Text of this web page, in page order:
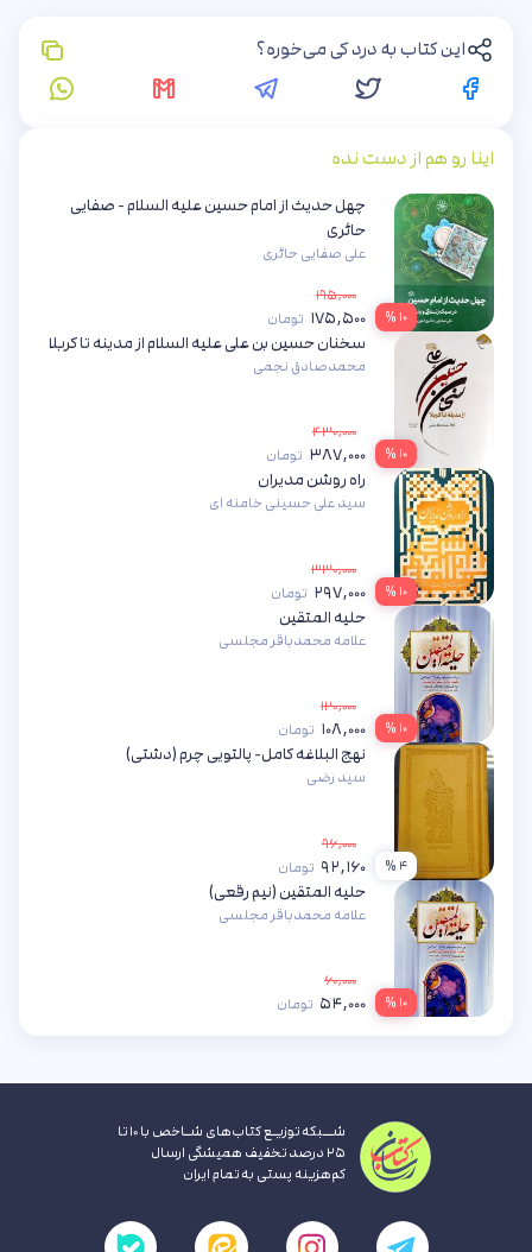
این کتاب به درد کی می‌خوره؟
اینا رو هم از دست نده
۱۰ %
چهل حدیث از امام حسین علیه السلام - صفایی
حائری
علی صفایی حائری
۱۹۵,۰۰۰
۱۷۵,۵۰۰ تومان
۱۰ %
سخنان حسین بن علی علیه السلام از مدینه تا کربلا
محمدصادق نجمی
۴۳۰,۰۰۰
۳۸۷,۰۰۰ تومان
۱۰ %
راه روشن مدیران
سید علی حسینی خامنه ای
۳۳۰,۰۰۰
۲۹۷,۰۰۰ تومان
۱۰ %
حلیه المتقین
علامه محمدباقر مجلسی
۱۲۰,۰۰۰
۱۰۸,۰۰۰ تومان
۴ %
نهج البلاغه کامل- پالتویی چرم (دشتی)
سید رضی
۹۶,۰۰۰
۹۲,۱۶۰ تومان
۱۰ %
حلیه المتقین (نیم رقعی)
علامه محمدباقر مجلسی
۶۰,۰۰۰
۵۴,۰۰۰ تومان
شــبکه توزیـع کتاب‌های شـاخص با ۱۰ تا
۲۵ درصد تخفیف همیشگی ارسال
کم‌هزینه پستی به تمام ایران